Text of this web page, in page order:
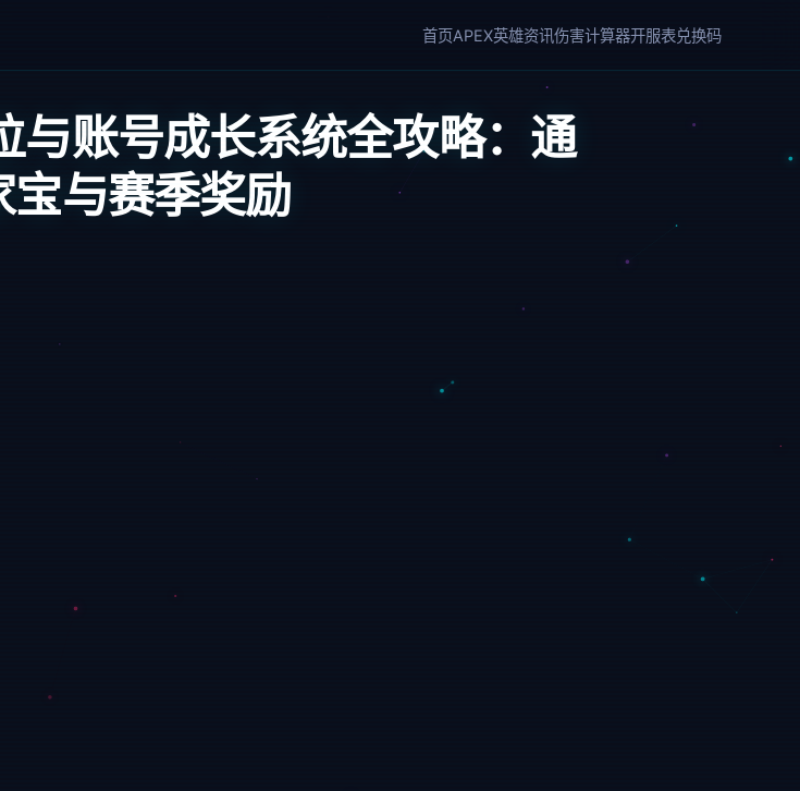
首页APEX英雄资讯伤害计算器开服表兑换码
与账号成长系统全攻略：通
与赛季奖励